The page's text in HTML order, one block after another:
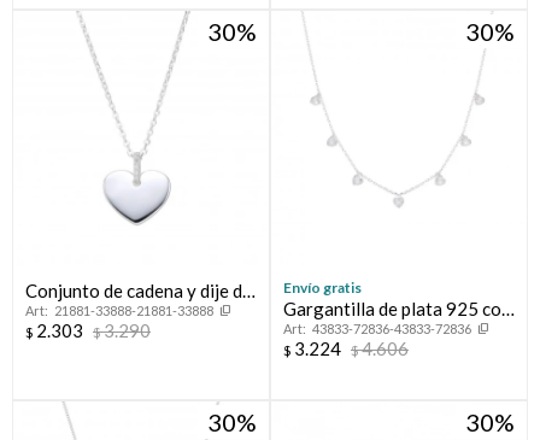
30
Conjunto de cadena y dije de
plata 925, CORAZÓN.
21881-33888-21881-33888
$ 2.303 $3.290
30
Envío gratis
Gargantilla de plata 925 con
Corazones de cristal.
43833-72836-43833-72836
$ 3.224 $4.606
30 30